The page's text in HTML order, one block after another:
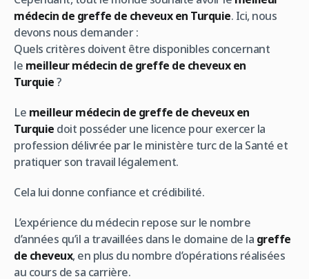
médecin de greffe de cheveux en Turquie. Ici, nous
devons nous demander :
Quels critères doivent être disponibles concernant
le meilleur médecin de greffe de cheveux en
Turquie?
Le meilleur médecin de greffe de cheveux en
Turquie doit posséder une licence pour exercer la
profession délivrée par le ministère turc de la Santé et
pratiquer son travail légalement.
Cela lui donne confiance et crédibilité.
L’expérience du médecin repose sur le nombre
d’années qu’il a travaillées dans le domaine de la greffe
de cheveux, en plus du nombre d’opérations réalisées
au cours de sa carrière.